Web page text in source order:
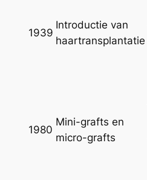
1939
Introductie van
haartransplantatie
1980
Mini-grafts en
micro-grafts